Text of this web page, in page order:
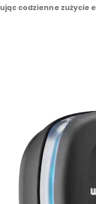
codzienne zużycie